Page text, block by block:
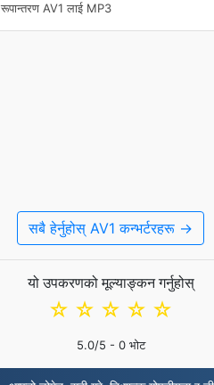
रूपान्तरण AV1 लाई MP3
सबै हेर्नुहोस् AV1 कन्भर्टरहरू →
यो उपकरणको मूल्याङ्कन गर्नुहोस्
☆
☆
☆
☆
☆
5.0/5 - 0भोट